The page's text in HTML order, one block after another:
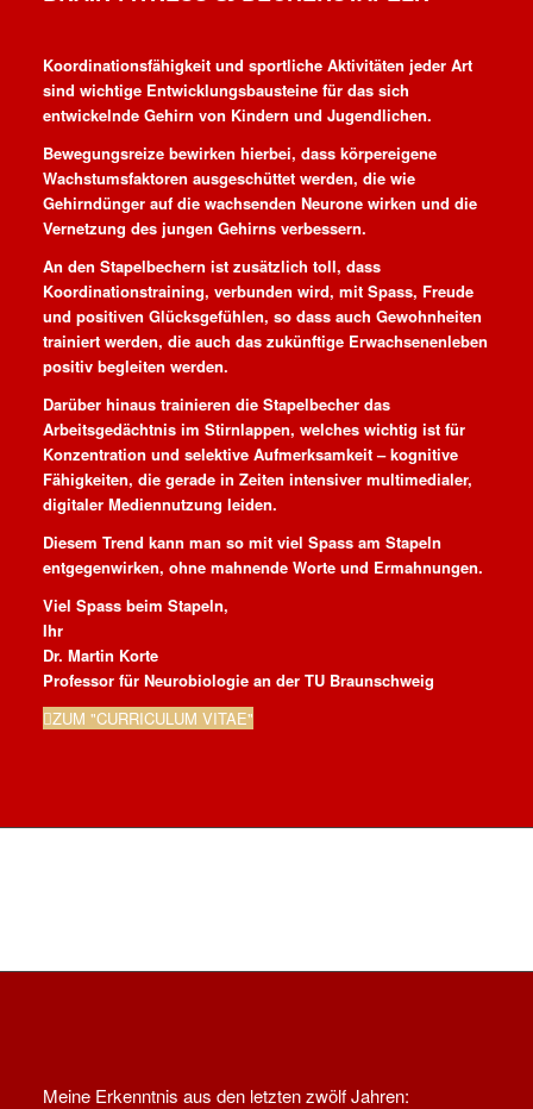
Koordinationsfähigkeit und sportliche Aktivitäten jeder Art
sind wichtige Entwicklungsbausteine für das sich
entwickelnde Gehirn von Kindern und Jugendlichen.
Bewegungsreize bewirken hierbei, dass körpereigene
Wachstumsfaktoren ausgeschüttet werden, die wie
Gehirndünger auf die wachsenden Neurone wirken und die
Vernetzung des jungen Gehirns verbessern.
An den Stapelbechern ist zusätzlich toll, dass
Koordinationstraining, verbunden wird, mit Spass, Freude
und positiven Glücksgefühlen, so dass auch Gewohnheiten
trainiert werden, die auch das zukünftige Erwachsenenleben
positiv begleiten werden.
Darüber hinaus trainieren die Stapelbecher das
Arbeitsgedächtnis im Stirnlappen, welches wichtig ist für
Konzentration und selektive Aufmerksamkeit – kognitive
Fähigkeiten, die gerade in Zeiten intensiver multimedialer,
digitaler Mediennutzung leiden.
Diesem Trend kann man so mit viel Spass am Stapeln
entgegenwirken, ohne mahnende Worte und Ermahnungen.
Viel Spass beim Stapeln,
Ihr
Dr. Martin Korte
Professor für Neurobiologie an der TU Braunschweig
ZUM "CURRICULUM VITAE"
Meine Erkenntnis aus den letzten zwölf Jahren: